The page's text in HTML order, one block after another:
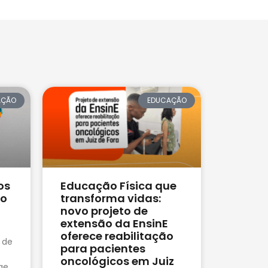
EDUCAÇÃO
Educação Física que
transforma vidas:
novo projeto de
extensão da EnsinE
oferece reabilitação
para pacientes
oncológicos em Juiz